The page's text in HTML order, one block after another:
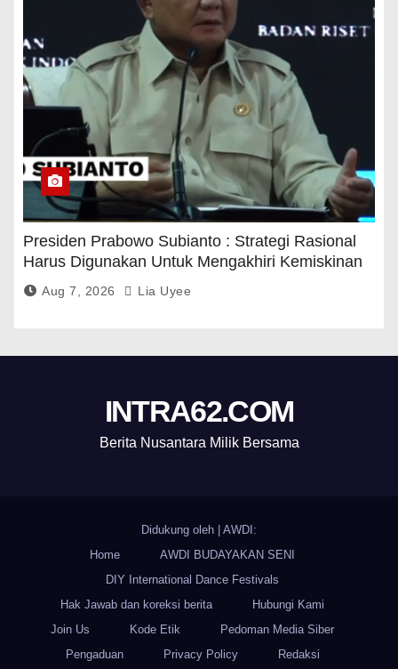
Presiden Prabowo Subianto : Strategi Rasional
Harus Digunakan Untuk Mengakhiri Kemiskinan
Aug 7, 2026 Lia Uyee
INTRA62.COM
Berita Nusantara Milik Bersama
Didukung oleh | AWDI:
Home
AWDI BUDAYAKAN SENI
DIY International Dance Festivals
Hak Jawab dan koreksi berita
Hubungi Kami
Join Us
Kode Etik
Pedoman Media Siber
Pengaduan
Privacy Policy Redaksi